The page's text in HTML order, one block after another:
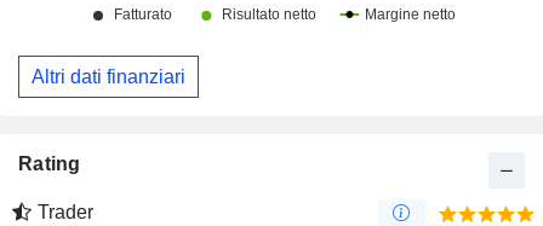
Altri dati finanziari
Rating
Trader